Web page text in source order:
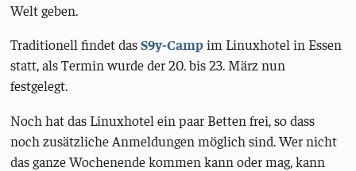
Welt geben.
Traditionell findet dasS9y-Campim Linuxhotel in Essen
statt, als Termin wurde der 20. bis 23. März nun
festgelegt.
Noch hat das Linuxhotel ein paar Betten frei, so dass
noch zusätzliche Anmeldungen möglich sind. Wer nicht
das ganze Wochenende kommen kann oder mag, kann